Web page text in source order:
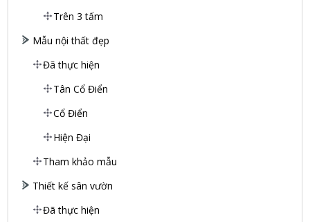
Trên 3 tấm
Mẫu nội thất đẹp
Đã thực hiện
Tân Cổ Điển
Cổ Điển
Hiện Đại
Tham khảo mẫu
Thiết kế sân vườn
Đã thực hiện